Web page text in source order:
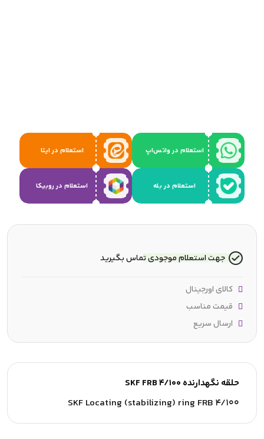
استعلام در واتس‌اپ استعلام در ایتا
استعلام در بله استعلام در روبیکا
حلقه نگهدارنده SKF FRB 4/100
SKF Locating (stabilizing) ring FRB 4/100
جهت استعلام موجودی تماس بگیرید
کالای اورجینال
قیمت مناسب
ارسال سریع